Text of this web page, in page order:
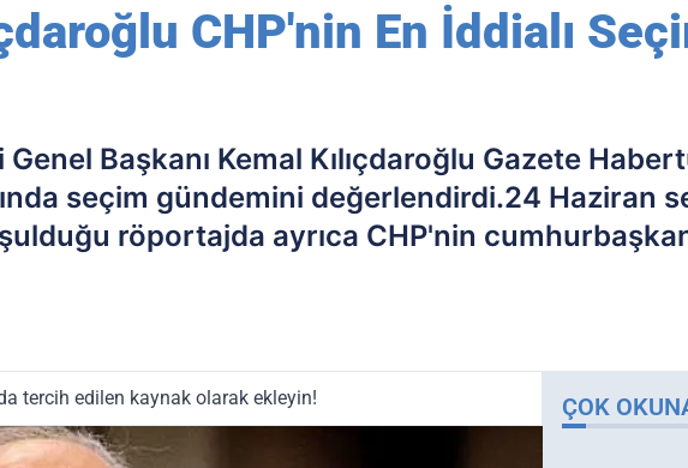
CHP'nin En İddialı
Başkanı Kemal Kılıçdaroğlu Gazete
seçim gündemini değerlendirdi.24 Haziran
röportajda ayrıca CHP'nin
tercih edilen kaynak olarak ekleyin! ÇOK